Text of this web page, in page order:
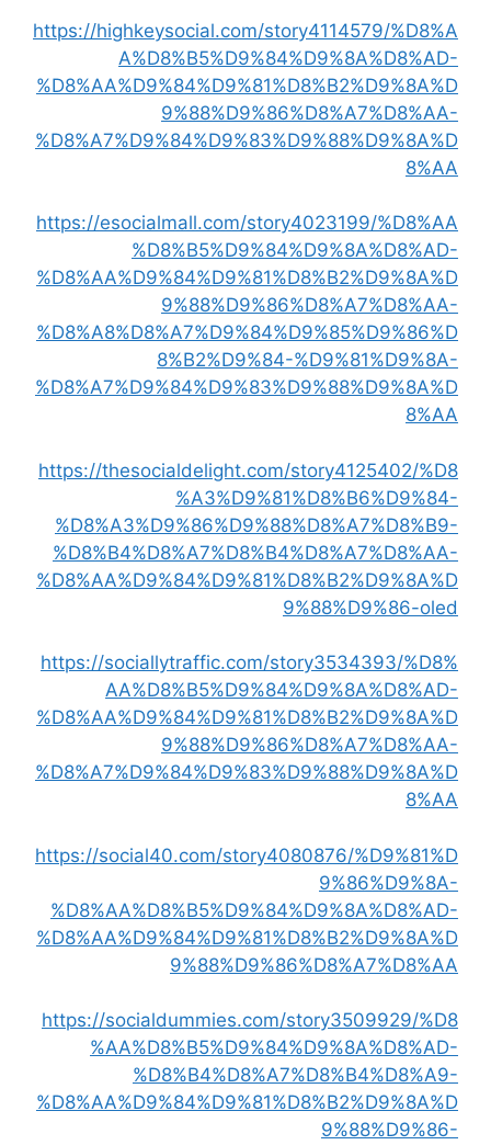
https://highkeysocial.com/story4114579/%D8%A
A%D8%B5%D9%84%D9%8A%D8%AD-
%D8%AA%D9%84%D9%81%D8%B2%D9%8A%D
9%88%D9%86%D8%A7%D8%AA-
%D8%A7%D9%84%D9%83%D9%88%D9%8A%D
8%AA
https://esocialmall.com/story4023199/%D8%AA
%D8%B5%D9%84%D9%8A%D8%AD-
%D8%AA%D9%84%D9%81%D8%B2%D9%8A%D
9%88%D9%86%D8%A7%D8%AA-
%D8%A8%D8%A7%D9%84%D9%85%D9%86%D
8%B2%D9%84-%D9%81%D9%8A-
%D8%A7%D9%84%D9%83%D9%88%D9%8A%D
8%AA
https://thesocialdelight.com/story4125402/%D8
%A3%D9%81%D8%B6%D9%84-
%D8%A3%D9%86%D9%88%D8%A7%D8%B9-
%D8%B4%D8%A7%D8%B4%D8%A7%D8%AA-
%D8%AA%D9%84%D9%81%D8%B2%D9%8A%D
9%88%D9%86-oled
https://sociallytraffic.com/story3534393/%D8%
AA%D8%B5%D9%84%D9%8A%D8%AD-
%D8%AA%D9%84%D9%81%D8%B2%D9%8A%D
9%88%D9%86%D8%A7%D8%AA-
%D8%A7%D9%84%D9%83%D9%88%D9%8A%D
8%AA
https://social40.com/story4080876/%D9%81%D
9%86%D9%8A-
%D8%AA%D8%B5%D9%84%D9%8A%D8%AD-
%D8%AA%D9%84%D9%81%D8%B2%D9%8A%D
9%88%D9%86%D8%A7%D8%AA
https://socialdummies.com/story3509929/%D8
%AA%D8%B5%D9%84%D9%8A%D8%AD-
%D8%B4%D8%A7%D8%B4%D8%A9-
%D8%AA%D9%84%D9%81%D8%B2%D9%8A%D
9%88%D9%86-